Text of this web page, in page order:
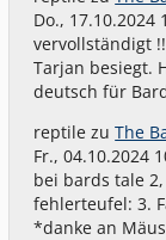
Do., 17.10.2024
vervollständigt
Tarjan besiegt.
deutsch für
reptile zuThe
Fr., 04.10.2024
bei bards tale 2,
fehlerteufel: 3.
*danke an